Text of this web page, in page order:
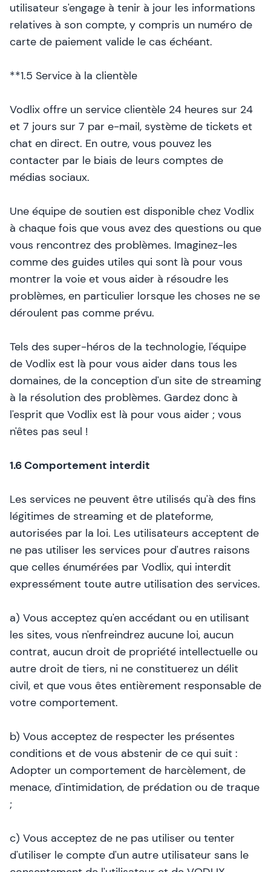
utilisateur s'engage à tenir à jour les informations
relatives à son compte, y compris un numéro de
carte de paiement valide le cas échéant.
**1.5 Service à la clientèle
Vodlix offre un service clientèle 24 heures sur 24
et 7 jours sur 7 par e-mail, système de tickets et
chat en direct. En outre, vous pouvez les
contacter par le biais de leurs comptes de
médias sociaux.
Une équipe de soutien est disponible chez Vodlix
à chaque fois que vous avez des questions ou que
vous rencontrez des problèmes. Imaginez-les
comme des guides utiles qui sont là pour vous
montrer la voie et vous aider à résoudre les
problèmes, en particulier lorsque les choses ne se
déroulent pas comme prévu.
Tels des super-héros de la technologie, l'équipe
de Vodlix est là pour vous aider dans tous les
domaines, de la conception d'un site de streaming
à la résolution des problèmes. Gardez donc à
l'esprit que Vodlix est là pour vous aider ; vous
n'êtes pas seul !
1.6 Comportement interdit
Les services ne peuvent être utilisés qu'à des fins
légitimes de streaming et de plateforme,
autorisées par la loi. Les utilisateurs acceptent de
ne pas utiliser les services pour d'autres raisons
que celles énumérées par Vodlix, qui interdit
expressément toute autre utilisation des services.
a) Vous acceptez qu'en accédant ou en utilisant
les sites, vous n'enfreindrez aucune loi, aucun
contrat, aucun droit de propriété intellectuelle ou
autre droit de tiers, ni ne constituerez un délit
civil, et que vous êtes entièrement responsable de
votre comportement.
b) Vous acceptez de respecter les présentes
conditions et de vous abstenir de ce qui suit :
Adopter un comportement de harcèlement, de
menace, d'intimidation, de prédation ou de traque
;
c) Vous acceptez de ne pas utiliser ou tenter
d'utiliser le compte d'un autre utilisateur sans le